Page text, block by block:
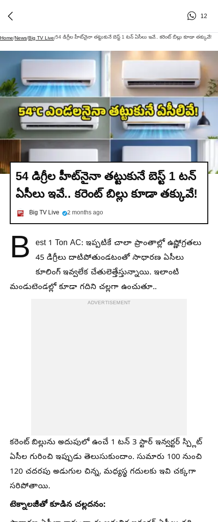
12
Home/News/Big TV Live/54 డిగ్రీల హీట్‌నైనా తట్టుకునే బెస్ట్ 1 టన్ ఏసీలు ఇవే.. కరెంట్ బిల్లు కూడా తక్కువే!
54 డిగ్రీల హీట్‌నైనా తట్టుకునే బెస్ట్ 1 టన్
ఏసీలు ఇవే.. కరెంట్ బిల్లు కూడా తక్కువే!
Big TV Live 2 months ago
B est 1 Ton AC: ఇప్పటికే చాలా ప్రాంతాల్లో ఉష్ణోగ్రతలు
45 డిగ్రీలు దాటిపోతుండటంతో సాధారణ ఏసీలు
కూలింగ్ ఇవ్వలేక చేతులెత్తేస్తున్నాయి. ఇలాంటి
మండుటెండల్లో కూడా గదిని చల్లగా ఉంచుతూ..
ADVERTISEMENT
కరెంట్ బిల్లును అదుపులో ఉంచే 1 టన్ 3 స్టార్ ఇన్వర్టర్ స్ప్లిట్
ఏసీల గురించి ఇప్పుడు తెలుసుకుందాం. సుమారు 100 నుంచి
120 చదరపు అడుగుల చిన్న, మధ్యస్థ గదులకు ఇవి చక్కగా
సరిపోతాయి.
టెక్నాలజీతో కూడిన చల్లదనం: